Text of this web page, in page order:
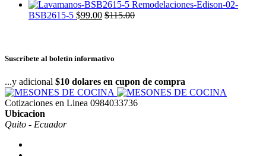
BSB2615-5 $99.00 $115.00
Suscríbete al boletín informativo
...y adicional $10 dolares en cupon de compra
Cotizaciones en Linea 0984033736
Ubicacion
Quito - Ecuador